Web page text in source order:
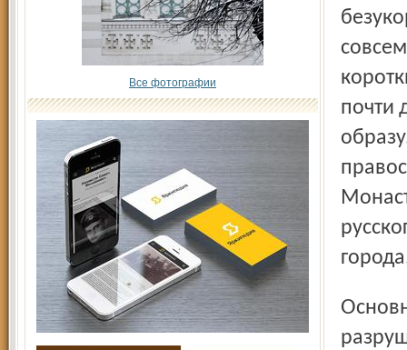
Все фотографии
почти
Основной мотив сопротивления музеологов - боязнь